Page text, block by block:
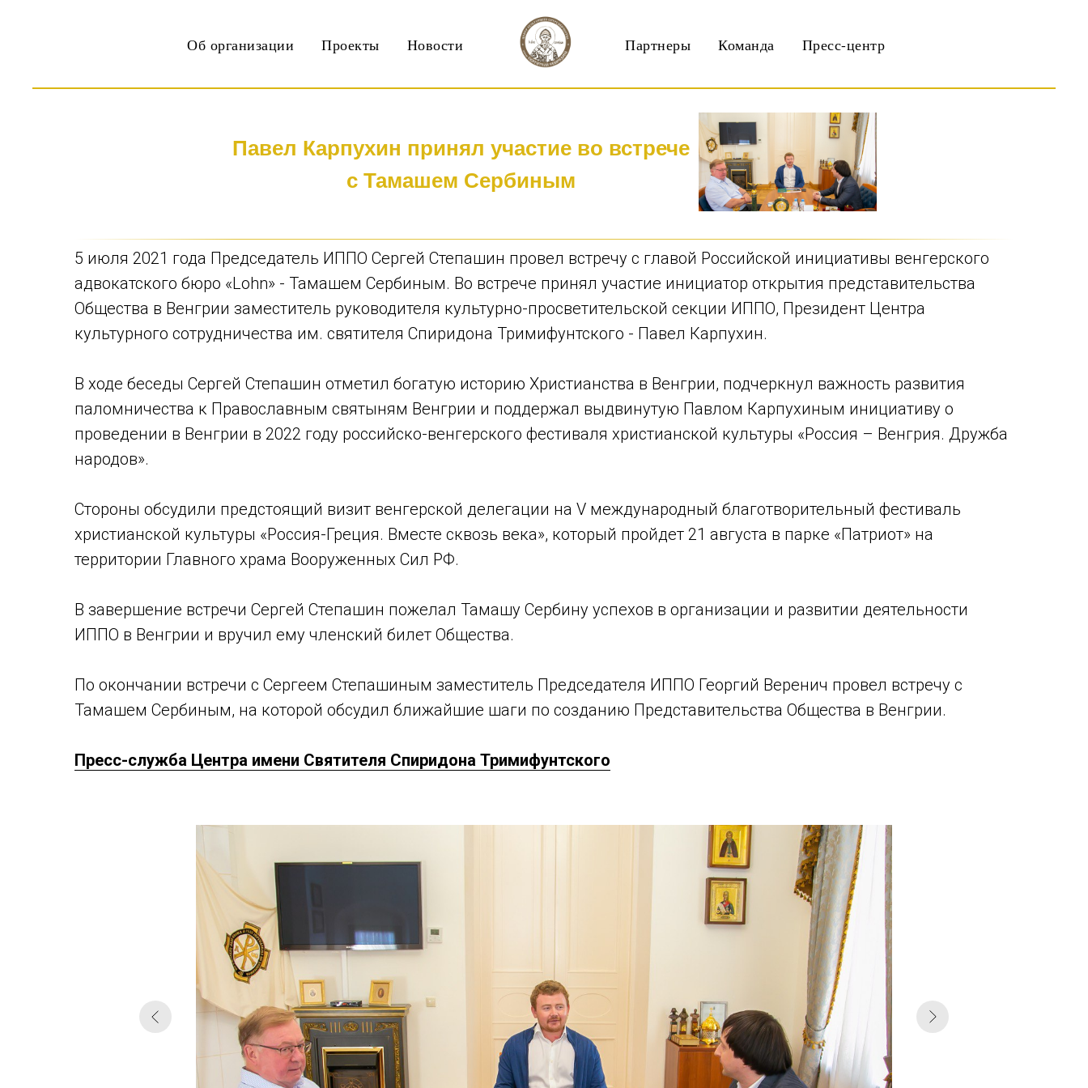
Об организации Проекты Новости Партнеры Команда Пресс-центр
Павел Карпухин принял участие во встрече
с Тамашем Сербиным
5 июля 2021 года Председатель ИППО Сергей Степашин провел встречу с главой Российской инициативы венгерского
адвокатского бюро «Lohn» - Тамашем Сербиным. Во встрече принял участие инициатор открытия представительства
Общества в Венгрии заместитель руководителя культурно-просветительской секции ИППО, Президент Центра
культурного сотрудничества им. святителя Спиридона Тримифунтского - Павел Карпухин.
В ходе беседы Сергей Степашин отметил богатую историю Христианства в Венгрии, подчеркнул важность развития
паломничества к Православным святыням Венгрии и поддержал выдвинутую Павлом Карпухиным инициативу о
проведении в Венгрии в 2022 году российско-венгерского фестиваля христианской культуры «Россия – Венгрия. Дружба
народов».
Стороны обсудили предстоящий визит венгерской делегации на V международный благотворительный фестиваль
христианской культуры «Россия-Греция. Вместе сквозь века», который пройдет 21 августа в парке «Патриот» на
территории Главного храма Вооруженных Сил РФ.
В завершение встречи Сергей Степашин пожелал Тамашу Сербину успехов в организации и развитии деятельности
ИППО в Венгрии и вручил ему членский билет Общества.
По окончании встречи с Сергеем Степашиным заместитель Председателя ИППО Георгий Веренич провел встречу с
Тамашем Сербиным, на которой обсудил ближайшие шаги по созданию Представительства Общества в Венгрии.
Пресс-служба Центра имени Святителя Спиридона Тримифунтского